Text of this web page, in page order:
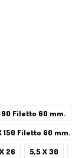
90 Filetto 60 mm.
150 Filetto 60 mm.
26 5,5 X 30